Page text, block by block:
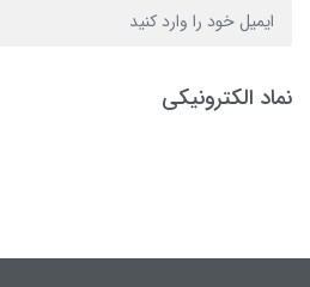
نماد الکترونیکی